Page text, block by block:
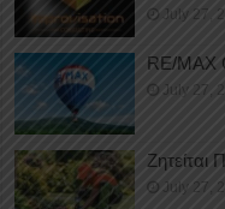
July 27,
RE/MAX
July 27,
July 27,